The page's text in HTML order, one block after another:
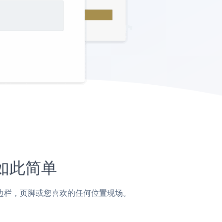
此简单
，页脚或您喜欢的任何位置现场。